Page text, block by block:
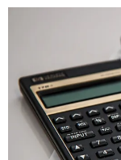
日
者